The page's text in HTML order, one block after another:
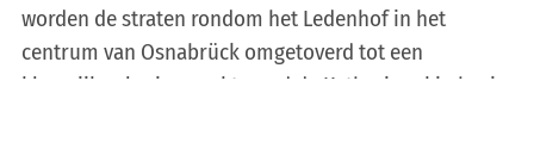
worden de straten rondom het Ledenhof in het
centrum van Osnabrück omgetoverd tot een
kleurrijke vlooienmarkt: rond de Katharinenkirche, in